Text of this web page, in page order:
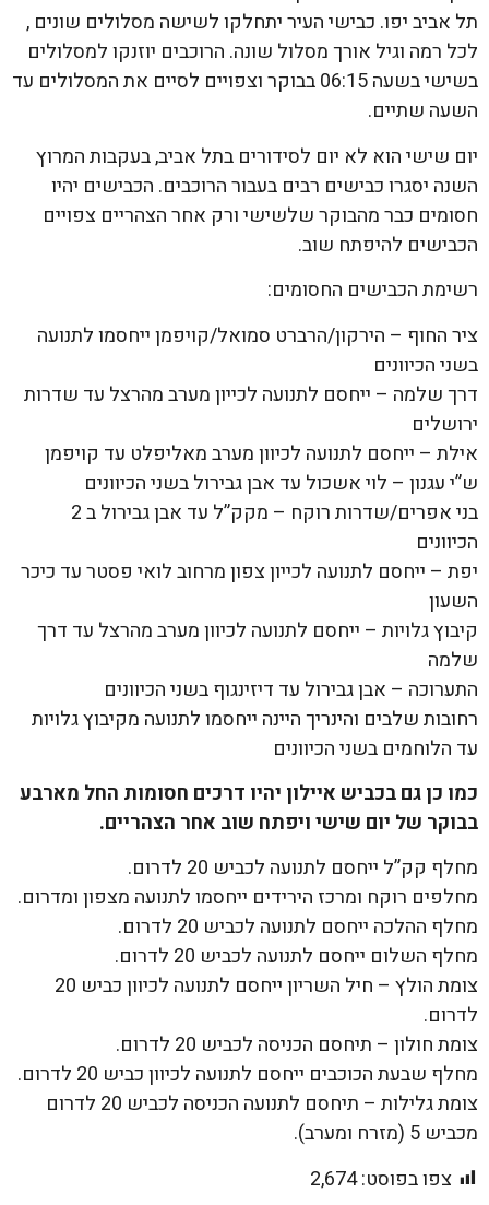
תל אביב יפו. כבישי העיר יתחלקו לשישה מסלולים שונים ,
לכל רמה וגיל אורך מסלול שונה. הרוכבים יוזנקו למסלולים
בשישי בשעה 06:15 בבוקר וצפויים לסיים את המסלולים עד
השעה שתיים.
יום שישי הוא לא יום לסידורים בתל אביב, בעקבות המרוץ
השנה יסגרו כבישים רבים בעבור הרוכבים. הכבישים יהיו
חסומים כבר מהבוקר שלשישי ורק אחר הצהריים צפויים
הכבישים להיפתח שוב.
רשימת הכבישים החסומים:
ציר החוף – הירקון/הרברט סמואל/קויפמן ייחסמו לתנועה
בשני הכיוונים
דרך שלמה – ייחסם לתנועה לכייון מערב מהרצל עד שדרות
ירושלים
אילת – ייחסם לתנועה לכיוון מערב מאליפלט עד קויפמן
ש”י עגנון – לוי אשכול עד אבן גבירול בשני הכיוונים
בני אפרים/שדרות רוקח – מקק”ל עד אבן גבירול ב 2
הכיוונים
יפת – ייחסם לתנועה לכייון צפון מרחוב לואי פסטר עד כיכר
השעון
קיבוץ גלויות – ייחסם לתנועה לכיוון מערב מהרצל עד דרך
שלמה
התערוכה – אבן גבירול עד דיזינגוף בשני הכיוונים
רחובות שלבים והינריך היינה ייחסמו לתנועה מקיבוץ גלויות
עד הלוחמים בשני הכיוונים
כמו כן גם בכביש איילון יהיו דרכים חסומות החל מארבע
בבוקר של יום שישי ויפתח שוב אחר הצהריים.
מחלף קק”ל ייחסם לתנועה לכביש 20 לדרום.
מחלפים רוקח ומרכז הירידים ייחסמו לתנועה מצפון ומדרום.
מחלף ההלכה ייחסם לתנועה לכביש 20 לדרום.
מחלף השלום ייחסם לתנועה לכביש 20 לדרום.
צומת הולץ – חיל השריון ייחסם לתנועה לכיוון כביש 20
לדרום.
צומת חולון – תיחסם הכניסה לכביש 20 לדרום.
מחלף שבעת הכוכבים ייחסם לתנועה לכיוון כביש 20 לדרום.
צומת גלילות – תיחסם לתנועה הכניסה לכביש 20 לדרום
מכביש 5 (מזרח ומערב).
צפו בפוסט:2,674